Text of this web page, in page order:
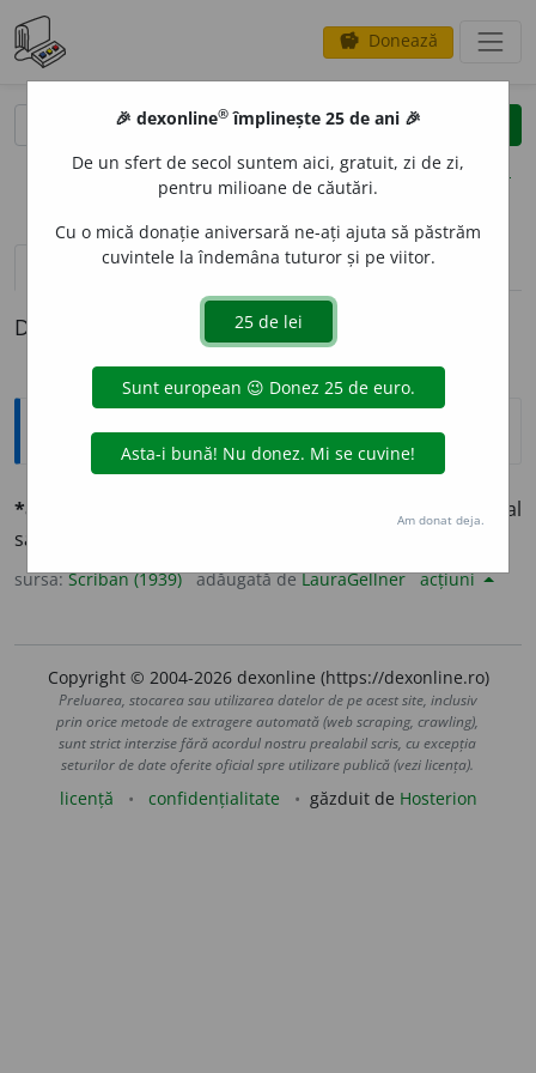
savings Donează
clear
opțiuni
definiții (1)
Definiția cu ID-ul 562622:
Explicative DEX
*alóe
Numele științific al
saburuluĭ. – Articulat ar fi
sursa:Scriban (1939) adăugată deLauraGellner acțiuni
Copyright © 2004-2026 dexonline (https://dexonline.ro)
Preluarea, stocarea sau utilizarea datelor de pe acest site, inclusiv
prin orice metode de extragere automată (web scraping, crawling),
sunt strict interzise fără acordul nostru prealabil scris, cu excepția
seturilor de date oferite oficial spre utilizare publică (vezi licența).
licență confidențialitate găzduit de Hosterion
🎉 dexonline® împlinește 25 de ani 🎉
De un sfert de secol suntem aici, gratuit, zi de zi,
pentru milioane de căutări.
Cu o mică donație aniversară ne-ați ajuta să păstrăm
cuvintele la îndemâna tuturor și pe viitor.
Am donat deja.